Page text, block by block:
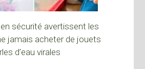
sécurité avertissent les
jamais acheter de jouets
d’eau virales